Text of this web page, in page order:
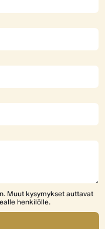
Muut kysymykset auttavat
henkilölle.